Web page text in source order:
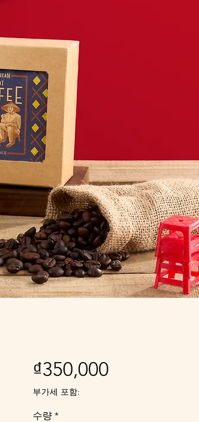
₫350,000가
부가세 포함:
수량 *